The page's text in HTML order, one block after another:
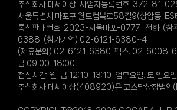
주식회사 메쎄이상 사업자등록번호. 372-81-
서울특별시 마포구 월드컵북로58길9(상암동, ES
통신판매번호. 2023-서울마포-0777 전화. (참
6388 (참가기업) 02-6121-6380~4
(제휴문의) 02-6121-6380 팩스. 02-6008-
금 09:00-18:00
점심시간. 월-금 12:10-13:10 업무요일. 토,일요
주식회사 메쎄이상(408920)은 코스닥상장법인